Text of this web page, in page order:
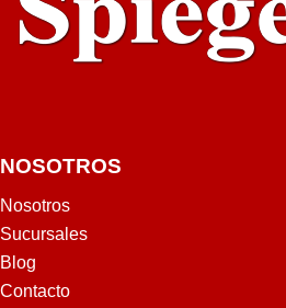
NOSOTROS
Nosotros
Sucursales
Blog
Contacto